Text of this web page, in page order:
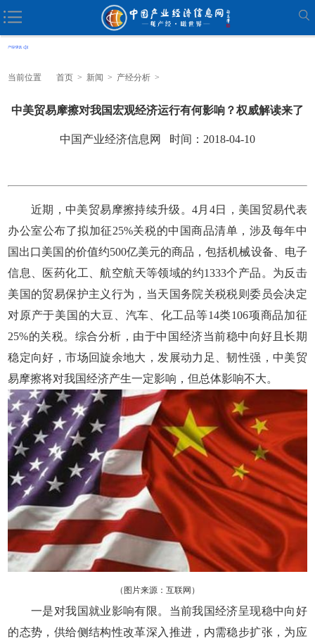
当前位置 首页 > 新闻 > 产经分析 >
中美贸易摩擦对我国宏观经济运行有何影响？权威解读来了
中国产业经济信息网 时间：2018-04-10
近期，中美贸易摩擦持续升级。4月4日，美国贸易代表
办公室公布了拟加征25%关税的中国商品清单，涉及每年中
国出口美国的价值约500亿美元的商品，包括机械设备、电子
信息、医药化工、航空航天等领域的约1333个产品。为反击
美国的贸易保护主义行为，当天国务院关税税则委员会决定
对原产于美国的大豆、汽车、化工品等14类106项商品加征
25%的关税。综合分析，由于中国经济当前稳中向好且长期
稳定向好，市场回旋余地大，发展动力足、韧性强，中美贸
易摩擦将对我国经济产生一定影响，但总体影响不大。
（图片来源：互联网）
一是对我国就业影响有限。当前我国经济呈现稳中向好
的态势，供给侧结构性改革深入推进，内需稳步扩张，为应